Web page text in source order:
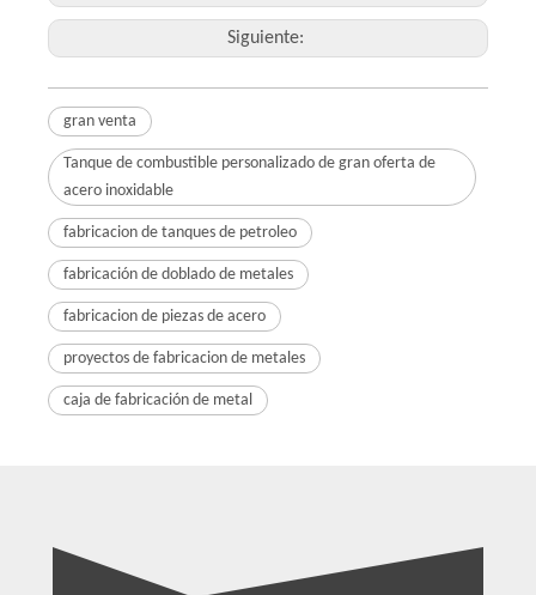
Siguiente:
gran venta
Tanque de combustible personalizado de gran oferta de
acero inoxidable
fabricacion de tanques de petroleo
fabricación de doblado de metales
fabricacion de piezas de acero
proyectos de fabricacion de metales
caja de fabricación de metal